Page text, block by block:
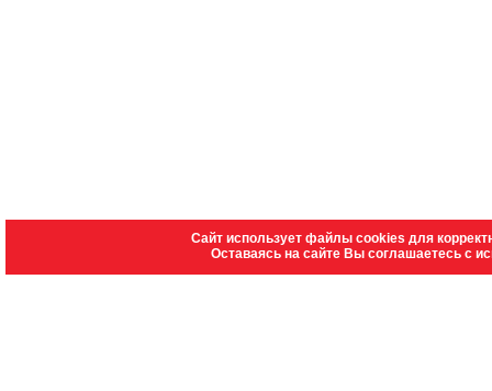
Сайт использует файлы cookies для
Оставаясь на сайте Вы соглашаетесь с